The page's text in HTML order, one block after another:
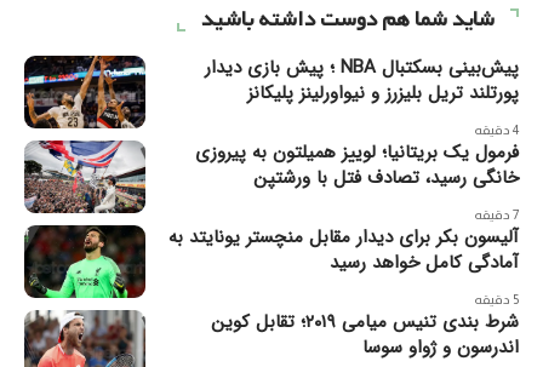
شاید شما هم دوست داشته باشید
پیش‌بینی بسکتبال NBA ؛ پیش بازی دیدار
پورتلند تریل بلیزرز و نیواورلینز پلیکانز
4 دقیقه
فرمول یک بریتانیا؛ لوییز همیلتون به پیروزی
خانگی رسید، تصادف فتل با ورشتپن
7 دقیقه
آلیسون بکر برای دیدار مقابل منچستر یونایتد به
آمادگی کامل خواهد رسید
5 دقیقه
شرط بندی تنیس میامی ۲۰۱۹؛ تقابل کوین
اندرسون و ژواو سوسا